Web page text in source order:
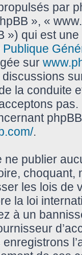
par
», «
») qui est
sur
la conduite
.
ne publier
choquant,
les lois de
la loi
à un